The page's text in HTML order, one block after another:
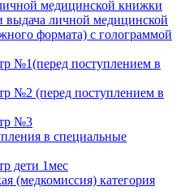
медицинской книжки
личной медицинской
формата) с голограммой
№1(перед поступлением в
№2 (перед поступлением в
№3
в специальные
дети 1мес
(медкомиссия) категория